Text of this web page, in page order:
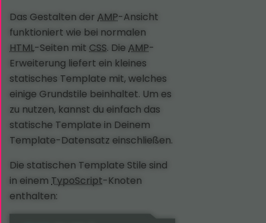
Das Gestalten der AMP-Ansicht
funktioniert wie bei normalen
HTML-Seiten mit CSS. Die AMP-
Erweiterung liefert ein kleines
statisches Template mit, welches
einige Grundstile beinhaltet. Um es
zu nutzen, kannst du einfach das
statische Template in Deinem
Template-Datensatz einschließen.
Die statischen Template Stile sind
in einem TypoScript-Knoten
enthalten: